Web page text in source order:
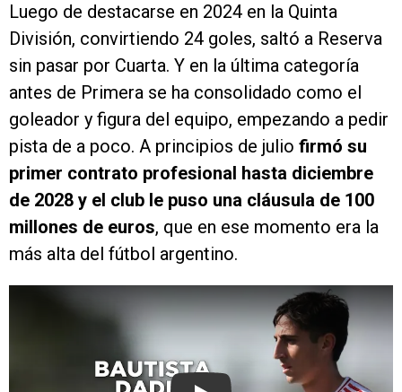
Luego de destacarse en 2024 en la Quinta
División, convirtiendo 24 goles, saltó a Reserva
sin pasar por Cuarta. Y en la última categoría
antes de Primera se ha consolidado como el
goleador y figura del equipo, empezando a pedir
pista de a poco. A principios de julio firmó su
primer contrato profesional hasta diciembre
de 2028 y el club le puso una cláusula de 100
millones de euros, que en ese momento era la
más alta del fútbol argentino.